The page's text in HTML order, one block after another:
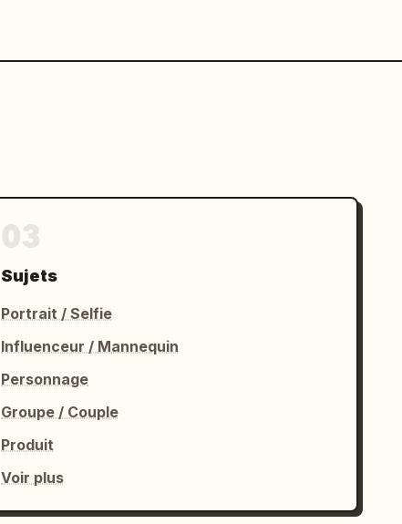
Sujets
Portrait / Selfie
Influenceur / Mannequin
Personnage
Groupe / Couple
Produit
Voir plus